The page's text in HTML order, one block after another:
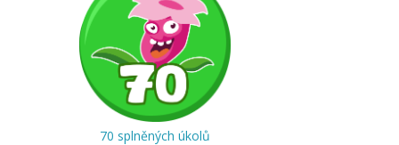
70 splněných úkolů